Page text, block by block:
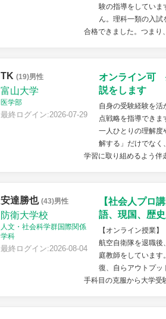
験の指導をしていま
ん。理科一類の入
合格できました。つまり
TK (19)男性
富山大学
医学部
最終ログイン:2026-07-29
オンライン可
説をします
自身の受験経験を
点戦略を指導できま
一人ひとりの理解度
解する」だけでなく
学習に取り組めるよう伴
安達勝也 (43)男性
防衛大学校
人文・社会科学群国際関係
学科
最終ログイン:2026-08-04
【社会人プロ
語、現国、歴
【オンライン授業
航空自衛隊を退職後
庭教師をしています
復、自らアウトプッ
手科目の克服から大学受